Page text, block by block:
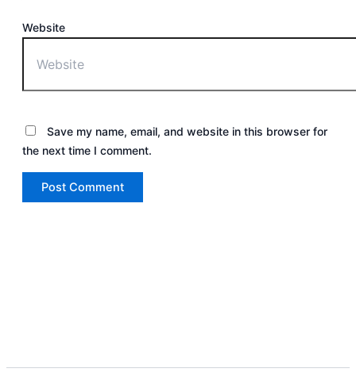
Website
Save my name, email, and website in this browser for
the next time I comment.